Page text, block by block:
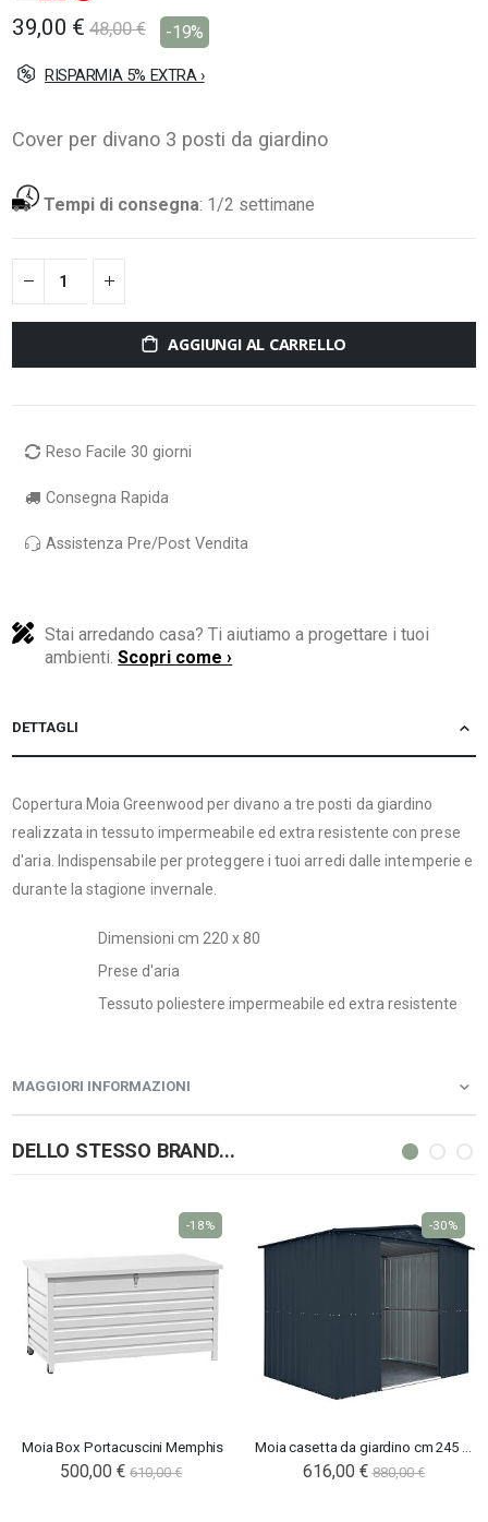
39,00 € 48,00 € -19%
RISPARMIA 5% EXTRA ›
Cover per divano 3 posti da giardino
Tempi di consegna: 1/2 settimane
AGGIUNGI AL CARRELLO
Reso Facile 30 giorni
Consegna Rapida
Assistenza Pre/Post Vendita
Stai arredando casa? Ti aiutiamo a progettare i tuoi
ambienti.Scopri come ›
DETTAGLI
Copertura Moia Greenwood per divano a tre posti da giardino
realizzata in tessuto impermeabile ed extra resistente con prese
d'aria. Indispensabile per proteggere i tuoi arredi dalle intemperie e
durante la stagione invernale.
Dimensioni cm 220 x 80
Prese d'aria
Tessuto poliestere impermeabile ed extra resistente
MAGGIORI INFORMAZIONI
DELLO STESSO BRAND...
Moia Box Portacuscini Memphis
500,00 € 610,00 €
-18%
Moia casetta da giardino cm 245 x 185
616,00 € 880,00 €
-30%